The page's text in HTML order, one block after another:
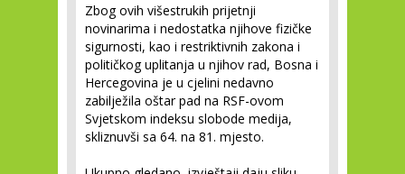
Zbog ovih višestrukih prijetnji
novinarima i nedostatka njihove fizičke
sigurnosti, kao i restriktivnih zakona i
političkog uplitanja u njihov rad, Bosna i
Hercegovina je u cjelini nedavno
zabilježila oštar pad na RSF-ovom
Svjetskom indeksu slobode medija,
skliznuvši sa 64. na 81. mjesto.